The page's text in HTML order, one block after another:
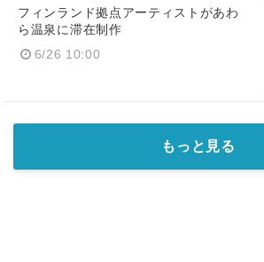
フィンランド拠点アーティストがあわ
ら温泉に滞在制作
6/26 10:00
もっと見る